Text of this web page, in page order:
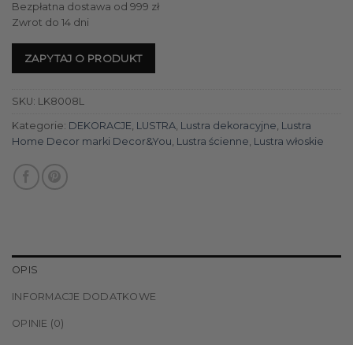
Bezpłatna dostawa od 999 zł
Zwrot do 14 dni
ZAPYTAJ O PRODUKT
SKU: LK8008L
Kategorie: DEKORACJE, LUSTRA, Lustra dekoracyjne, Lustra
Home Decor marki Decor&You, Lustra ścienne, Lustra włoskie
OPIS
INFORMACJE DODATKOWE
OPINIE (0)